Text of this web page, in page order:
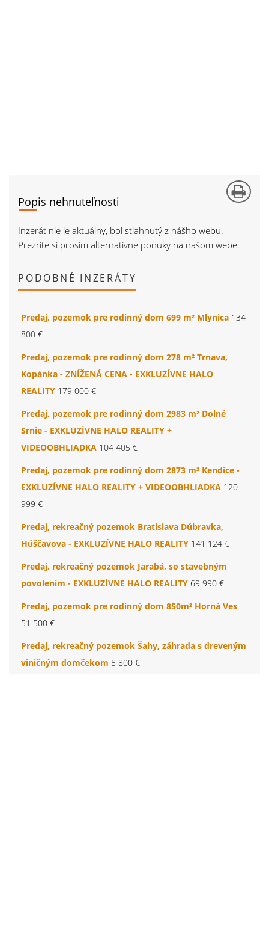
Popis nehnuteľnosti
Inzerát nie je aktuálny, bol stiahnutý z nášho webu.
Prezrite si prosím alternatívne ponuky na našom webe.
PODOBNÉ INZERÁTY
Predaj, pozemok pre rodinný dom 699 m² Mlynica 134
800 €
Predaj, pozemok pre rodinný dom 278 m² Trnava,
Kopánka - ZNÍŽENÁ CENA - EXKLUZÍVNE HALO
REALITY 179 000 €
Predaj, pozemok pre rodinný dom 2983 m² Dolné
Srnie - EXKLUZÍVNE HALO REALITY +
VIDEOOBHLIADKA 104 405 €
Predaj, pozemok pre rodinný dom 2873 m² Kendice -
EXKLUZÍVNE HALO REALITY + VIDEOOBHLIADKA 120
999 €
Predaj, rekreačný pozemok Bratislava Dúbravka,
Húščavova - EXKLUZÍVNE HALO REALITY 141 124 €
Predaj, rekreačný pozemok Jarabá, so stavebným
povolením - EXKLUZÍVNE HALO REALITY 69 990 €
Predaj, pozemok pre rodinný dom 850m² Horná Ves
51 500 €
Predaj, rekreačný pozemok Šahy, záhrada s dreveným
viničným domčekom 5 800 €